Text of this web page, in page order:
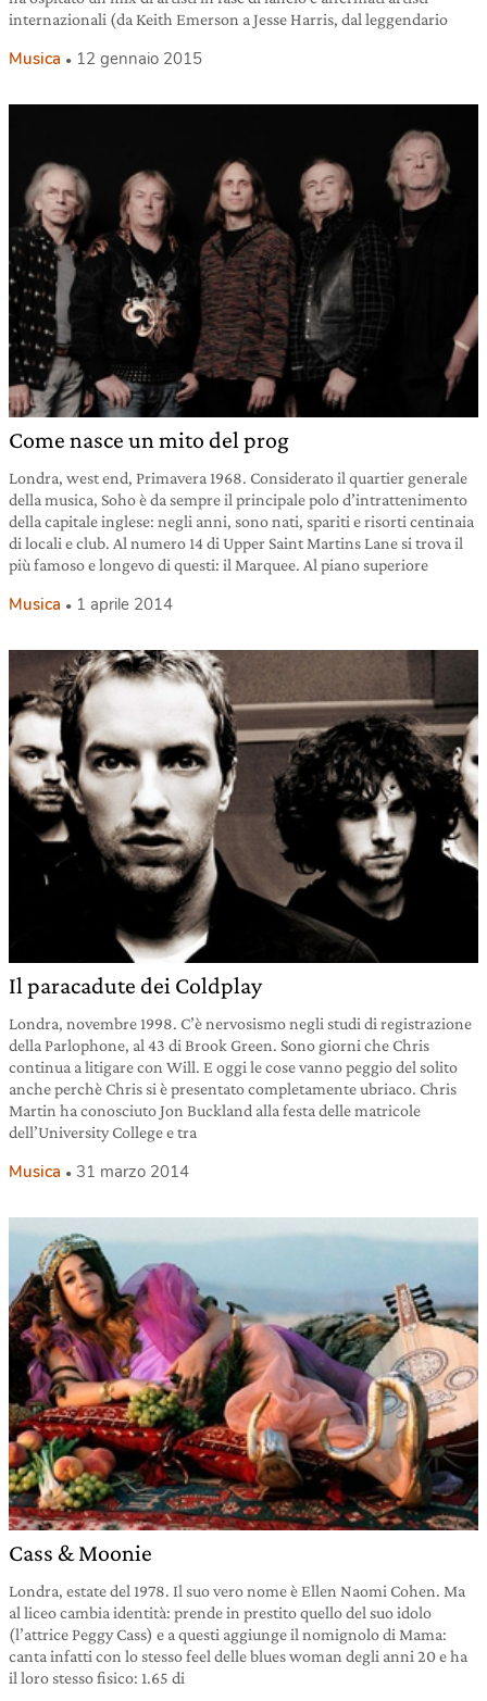
internazionali (da Keith Emerson a Jesse Harris, dal leggendario
Musica 12 gennaio 2015
Come nasce un mito del prog
Londra, west end, Primavera 1968. Considerato il quartier generale
della musica, Soho è da sempre il principale polo d’intrattenimento
della capitale inglese: negli anni, sono nati, spariti e risorti centinaia
di locali e club. Al numero 14 di Upper Saint Martins Lane si trova il
più famoso e longevo di questi: il Marquee. Al piano superiore
Musica 1 aprile 2014
Il paracadute dei Coldplay
Londra, novembre 1998. C’è nervosismo negli studi di registrazione
della Parlophone, al 43 di Brook Green. Sono giorni che Chris
continua a litigare con Will. E oggi le cose vanno peggio del solito
anche perchè Chris si è presentato completamente ubriaco. Chris
Martin ha conosciuto Jon Buckland alla festa delle matricole
dell’University College e tra
Musica 31 marzo 2014
Cass & Moonie
Londra, estate del 1978. Il suo vero nome è Ellen Naomi Cohen. Ma
al liceo cambia identità: prende in prestito quello del suo idolo
(l’attrice Peggy Cass) e a questi aggiunge il nomignolo di Mama:
canta infatti con lo stesso feel delle blues woman degli anni 20 e ha
il loro stesso fisico: 1.65 di